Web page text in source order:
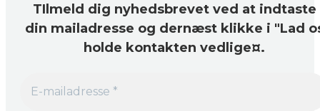
TIlmeld dig nyhedsbrevet ved at indtaste
din mailadresse og dernæst klikke i "Lad
holde kontakten vedlige¤.